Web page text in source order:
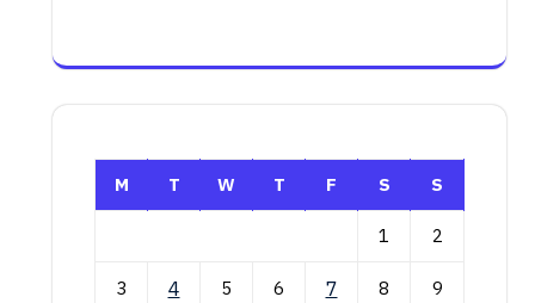
M T W T F S S
1 2
3 4 5 6 7 8 9